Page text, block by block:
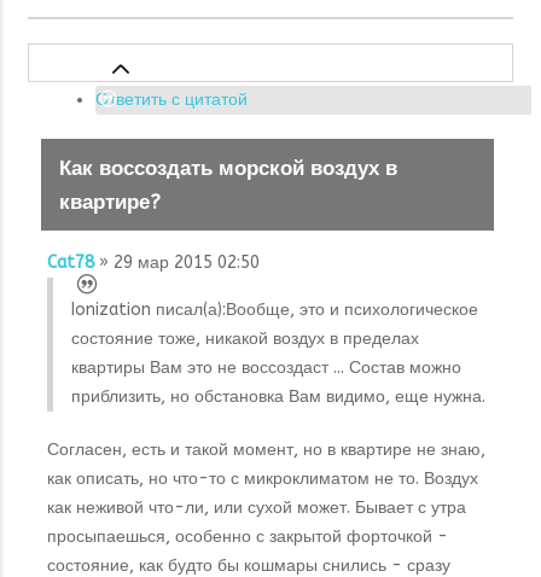
Ответить с цитатой
Как воссоздать морской воздух в
квартире?
Cat78» 29 мар 2015 02:50
Ionization писал(а):Вообще, это и психологическое
состояние тоже, никакой воздух в пределах
квартиры Вам это не воссоздаст ... Состав можно
приблизить, но обстановка Вам видимо, еще нужна.
Согласен, есть и такой момент, но в квартире не знаю,
как описать, но что-то с микроклиматом не то. Воздух
как неживой что-ли, или сухой может. Бывает с утра
просыпаешься, особенно с закрытой форточкой -
состояние, как будто бы кошмары снились - сразу